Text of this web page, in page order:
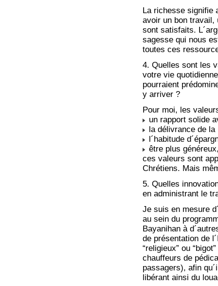
La richesse signifie
avoir un bon travail,
sont satisfaits.
sagesse qui nous
toutes ces
4. Quelles sont les
votre vie
pourraient
y arriver ?
Pour moi, les
un rapport solide
la délivrance de la
l´habitude
être plus
ces valeurs sont
Chrétiens. Mais
5. Quelles
en administrant le
Je suis en mesure
au sein du
Bayanihan à
de présentation de
“religieux” ou
chauffeurs de
passagers), afin
libérant ainsi du